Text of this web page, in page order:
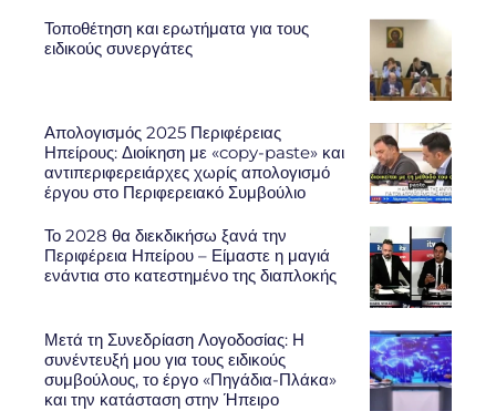
Τοποθέτηση και ερωτήματα για τους
ειδικούς συνεργάτες
Απολογισμός 2025 Περιφέρειας
Ηπείρους: Διοίκηση με «copy-paste» και
αντιπεριφερειάρχες χωρίς απολογισμό
έργου στο Περιφερειακό Συμβούλιο
Το 2028 θα διεκδικήσω ξανά την
Περιφέρεια Ηπείρου – Είμαστε η μαγιά
ενάντια στο κατεστημένο της διαπλοκής
Μετά τη Συνεδρίαση Λογοδοσίας: Η
συνέντευξή μου για τους ειδικούς
συμβούλους, το έργο «Πηγάδια-Πλάκα»
και την κατάσταση στην Ήπειρο